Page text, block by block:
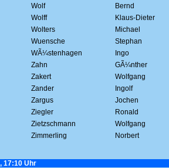
Wolf
Bernd
Wolff
Klaus-Dieter
Wolters
Michael
Wuensche
Stephan
WÃ¼stenhagen
Ingo
Zahn
GÃ¼nther
Zakert
Wolfgang
Zander
Ingolf
Zargus
Jochen
Ziegler
Ronald
Zietzschmann
Wolfgang
Zimmerling
Norbert
17:10 Uhr